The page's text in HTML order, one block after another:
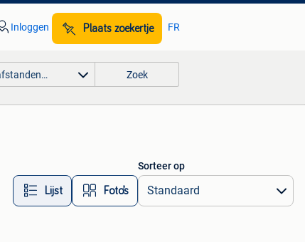
Inloggen Plaats zoekertje FR
Zoek
Lijst Foto’s
Sorteer op